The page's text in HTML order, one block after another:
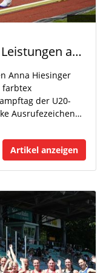
Eugene Tag 1: Mit starken Leistungen auf der WM-Bühne
Anna Hiesinger
farbtex
der U20-
Ausrufezeichen…
Artikel anzeigen